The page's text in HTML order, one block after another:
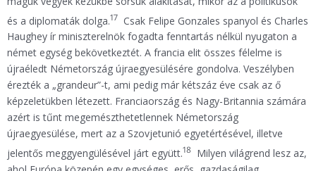
és a diplomaták dolga.17 Csak Felipe Gonzales spanyol és Charles
Haughey ír miniszterelnök fogadta fenntartás nélkül nyugaton a
német egység bekövetkeztét. A francia elit összes félelme is
újraéledt Németország újraegyesülésére gondolva. Veszélyben
érezték a „grandeur”-t, ami pedig már kétszáz éve csak az ő
képzeletükben létezett. Franciaország és Nagy-Britannia számára
azért is tűnt megemészthetetlennek Németország
újraegyesülése, mert az a Szovjetunió egyetértésével, illetve
jelentős meggyengülésével járt együtt.18
Milyen világrend lesz az,